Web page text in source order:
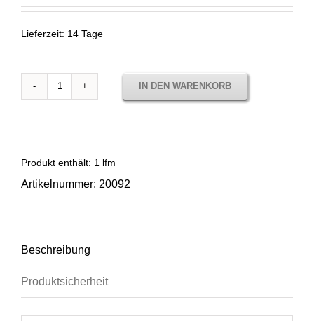
Lieferzeit: 14 Tage
20092
IN DEN WARENKORB
Produkt enthält: 1 lfm
Artikelnummer: 20092
Beschreibung
Produktsicherheit